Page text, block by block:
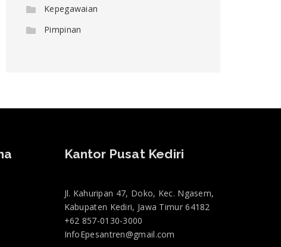
Kepegawaian
Pimpinan
Kantor Pusat Kediri
Jl. Kahuripan 47, Doko, Kec. Ngasem,
Kabupaten Kediri, Jawa Timur 64182
+62 857-0130-3000
InfoEpesantren@gmail.com